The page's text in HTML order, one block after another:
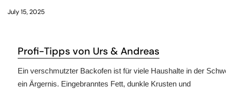
July 15, 2025
Profi-Tipps von Urs & Andreas
Ein verschmutzter Backofen ist für viele Haushalte in der
ein Ärgernis. Eingebranntes Fett, dunkle Krusten und